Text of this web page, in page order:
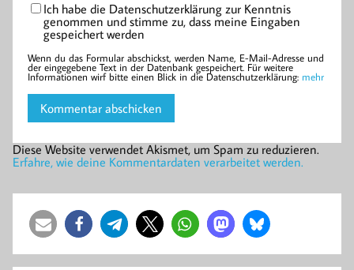
Ich habe die Datenschutzerklärung zur Kenntnis
genommen und stimme zu, dass meine Eingaben
gespeichert werden
Wenn du das Formular abschickst, werden Name, E-Mail-Adresse und
der eingegebene Text in der Datenbank gespeichert. Für weitere
Informationen wirf bitte einen Blick in die Datenschutzerklärung: mehr
Diese Website verwendet Akismet, um Spam zu reduzieren.
Erfahre, wie deine Kommentardaten verarbeitet werden.